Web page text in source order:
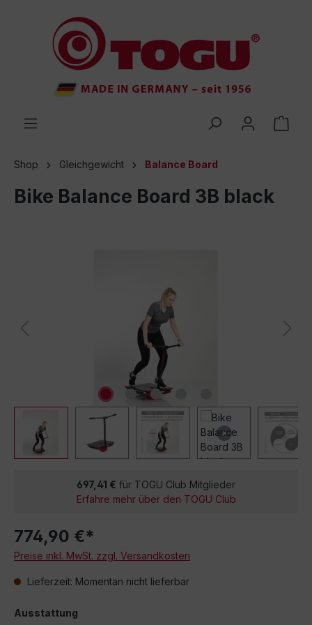
springen
Shop Gleichgewicht Balance Board
Bike Balance Board 3B black
697,41 € für TOGU Club Mitglieder
Erfahre mehr über den TOGU Club
774,90 €*
Preise inkl. MwSt. zzgl. Versandkosten
Lieferzeit: Momentan nicht lieferbar
Ausstattung